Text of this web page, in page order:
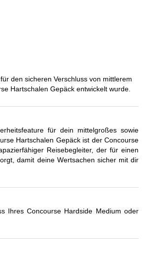
den sicheren Verschluss von mittlerem
Hartschalen Gepäck entwickelt wurde.
für dein mittelgroßes sowie
Hartschalen Gepäck ist der Concourse
Reisebegleiter, der für einen
damit deine Wertsachen sicher mit dir
Ihres Concourse Hardside Medium oder